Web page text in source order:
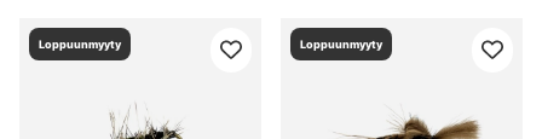
Loppuunmyyty Loppuunmyyty